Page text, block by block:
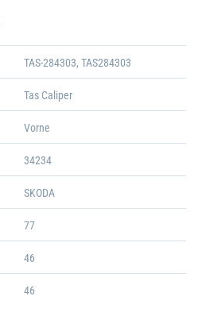
TAS-284303, TAS284303
Tas Caliper
Vorne
34234
SKODA
77
46
46